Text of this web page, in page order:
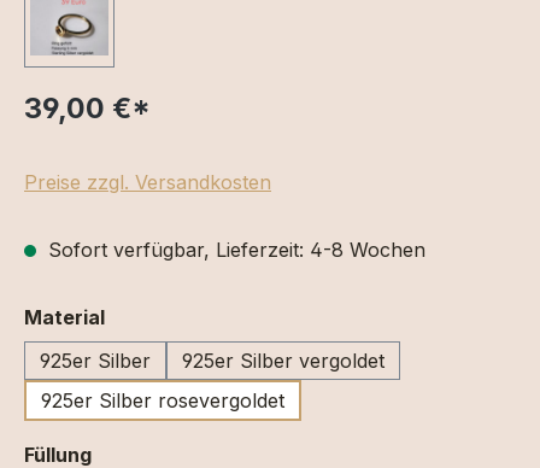
39,00 €*
Preise zzgl. Versandkosten
Sofort verfügbar, Lieferzeit: 4-8 Wochen
Materialauswählen
925er Silber
925er Silber vergoldet
925er Silber rosevergoldet
Füllungauswählen